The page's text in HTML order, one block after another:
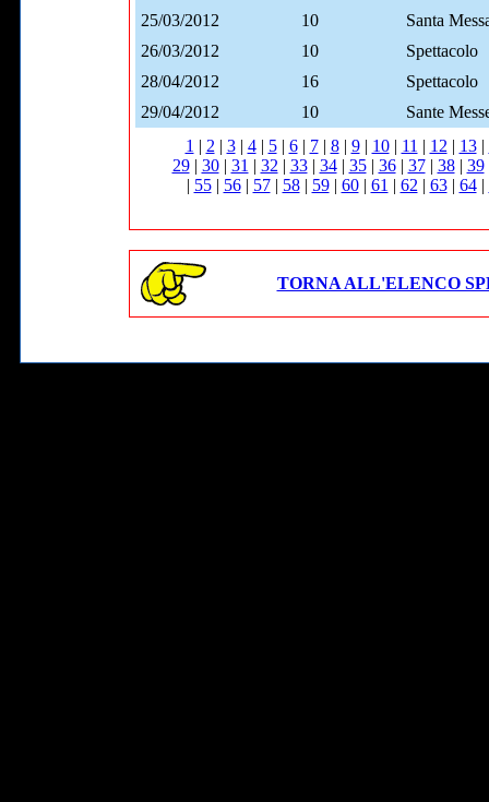
25/03/2012
10
Santa
26/03/2012
10
Spettacolo
28/04/2012
16
Spettacolo
29/04/2012
10
Sante
1 | 2 | 3| 4| 5| 6| 7| 8| 9| 10| 11 | 12 | 13|
29| 30| 31 | 32 | 33| 34| 35| 36| 37| 38| 39
| 55| 56| 57| 58| 59| 60| 61 | 62 | 63| 64|
TORNA ALL'ELENCO